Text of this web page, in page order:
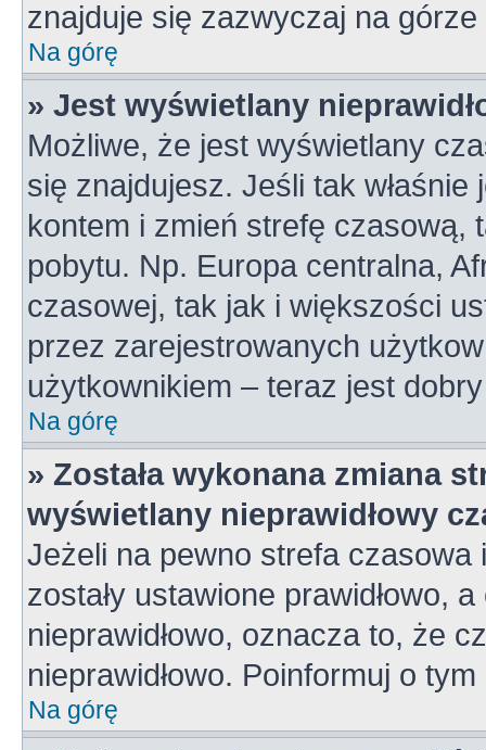
znajduje się zazwyczaj na
Na górę
» Jest wyświetlany
Możliwe, że jest wyświetlany
się znajdujesz. Jeśli tak
kontem i zmień strefę czasową,
pobytu. Np. Europa centralna,
czasowej, tak jak i większości
przez zarejestrowanych
użytkownikiem – teraz jest
Na górę
» Została wykonana zmiana
wyświetlany nieprawidłowy
Jeżeli na pewno strefa
zostały ustawione prawidłowo,
nieprawidłowo, oznacza to, że
nieprawidłowo. Poinformuj o
Na górę